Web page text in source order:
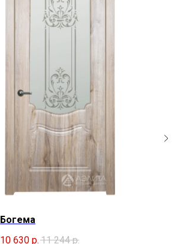
Богема
10 630 р. 11 244 р.